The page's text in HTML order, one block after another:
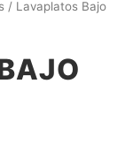
/ Lavaplatos Bajo